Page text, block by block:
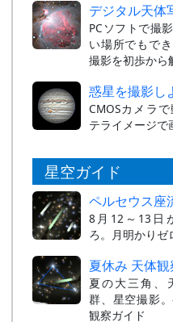
デジタル天体
PCソフトで撮
い場所でもで
撮影を初歩から
惑星を撮影し
CMOSカメラ
テライメージで
星空ガイド
ペルセウス座
8月12～13日
ろ。月明かりゼ
夏休み 天体
夏の大三角、
群、星空撮影
観察ガイド